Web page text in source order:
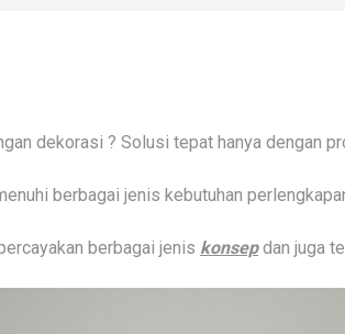
dekorasi ? Solusi tepat hanya dengan
berbagai jenis kebutuhan
berbagai jenis konsepdan juga